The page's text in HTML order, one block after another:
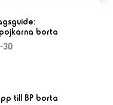
borta
30
till BP borta